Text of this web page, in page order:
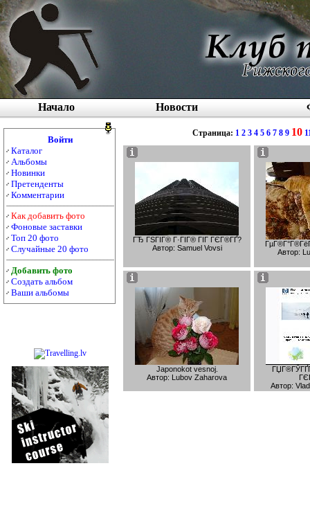
Начало Новости
Войти
Каталог
Альбомы
Новинки
Претенденты
Комментарии
Как добавить фото
Фоновые заставки
Топ 20 фото
Случайные 20 фото
Добавить фото
Создать альбом
Ваши альбомы
Страница: 1 2 3 4 5 6 7 8 9 10
ГЂ ГЅГІГ® Г·ГІГ® ГІГ ГЄГ®ГҐ?
Автор: Samuel Vovsi
Автор:
Japonokot vesnoj.
Автор: Lubov Zaharova
Автор: